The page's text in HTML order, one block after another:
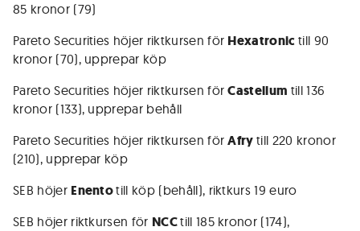
85 kronor (79)
Pareto Securities höjer riktkursen för Hexatronictill 90
kronor (70), upprepar köp
Pareto Securities höjer riktkursen förCastellum till 136
kronor (133), upprepar behåll
Pareto Securities höjer riktkursen förAfrytill 220 kronor
(210), upprepar köp
SEB höjer Enentotill köp (behåll), riktkurs 19 euro
SEB höjer riktkursen för NCCtill 185 kronor (174),